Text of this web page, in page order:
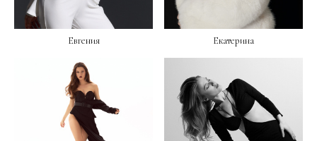
Евгения Екатерина